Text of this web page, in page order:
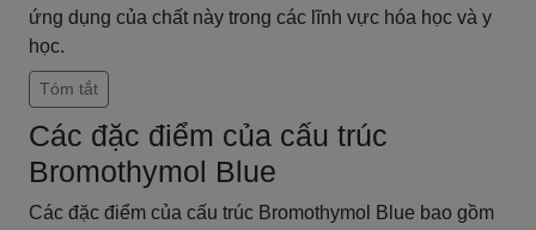
ứng dụng của chất này trong các lĩnh vực hóa học và y
học.
Tóm tắt
Các đặc điểm của cấu trúc
Bromothymol Blue
Các đặc điểm của cấu trúc Bromothymol Blue bao gồm